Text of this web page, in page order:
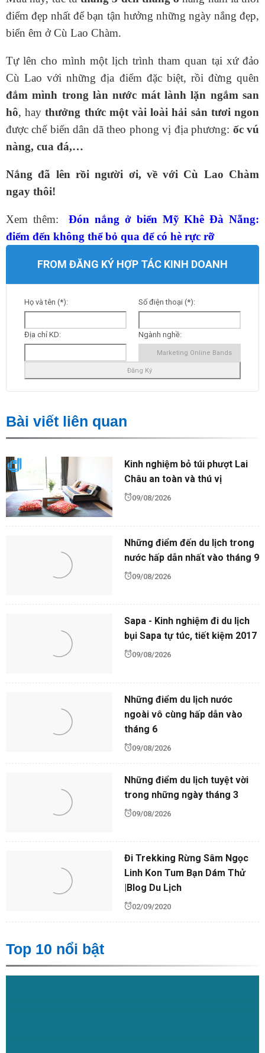
điểm đẹp nhất để bạn tận hưởng những ngày nắng đẹp,
biển êm ở Cù Lao Chàm.
Tự lên cho mình một lịch trình tham quan tại xứ đảo
Cù Lao với những địa điểm đặc biệt, rồi đừng quên
đắm mình trong làn nước mát lành lặn ngắm san
hô, haythưởng thức một vài loài hải sản tươi ngon
được chế biến dân dã theo phong vị địa phương: ốc vú
nàng, cua đá,…
Nắng đã lên rồi người ơi, về với Cù Lao Chàm
ngay thôi!
Xem thêm:Đón nắng ở biển Mỹ Khê Đà Nẵng:
điểm đến không thể bỏ qua để có hè rực rỡ
FROM ĐĂNG KÝ HỢP TÁC KINH DOANH
Họ và tên (*): Số điện thoại (*):
Địa chỉ KD: Ngành nghề:
Bài viết liên quan
Kinh nghiệm bỏ túi phượt Lai
Châu an toàn và thú vị
09/08/2026
Những điểm đến du lịch trong
nước hấp dẫn nhất vào tháng 9
09/08/2026
Sapa - Kinh nghiệm đi du lịch
bụi Sapa tự túc, tiết kiệm 2017
09/08/2026
Những điểm du lịch nước
ngoài vô cùng hấp dẫn vào
tháng 6
09/08/2026
Những điểm du lịch tuyệt vời
trong những ngày tháng 3
09/08/2026
Đi Trekking Rừng Sâm Ngọc
Linh Kon Tum Bạn Dám Thử
|Blog Du Lịch
02/09/2020
Top 10 nổi bật